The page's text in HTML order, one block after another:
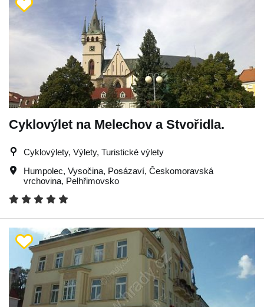
Cyklovýlet na Melechov a Stvořidla.
Cyklovýlety, Výlety, Turistické výlety
Humpolec, Vysočina, Posázaví, Českomoravská
vrchovina, Pelhřimovsko